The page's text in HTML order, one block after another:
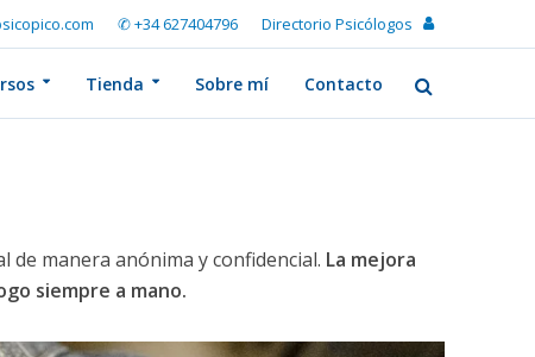
✆ +34 627404796 Directorio Psicólogos
Tienda Sobre mí Contacto
de manera anónima y confidencial. La mejora
siempre a mano.